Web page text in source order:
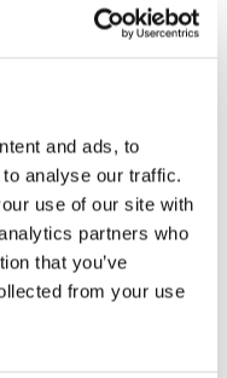
and ads, to
analyse our traffic.
use of our site with
partners who
that you’ve
from your use
ja
sekä